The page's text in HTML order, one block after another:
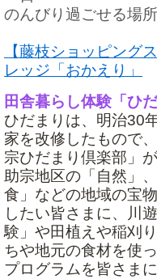
のんびり過ごせる場所
【藤枝ショッピング
レッジ「おかえり」
田舎暮らし体験「ひだ
ひだまりは、明治30
家を改修したもので
宗ひだまり倶楽部」
助宗地区の「自然」
食」などの地域の宝
したい皆さまに、川
験」や田植えや稲刈
ちや地元の食材を使
プログラムを皆さま